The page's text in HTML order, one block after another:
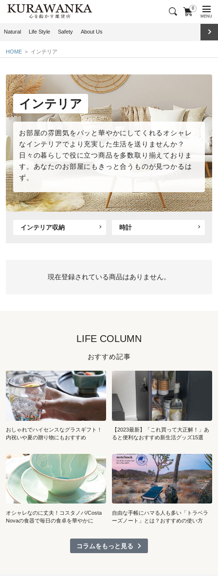
0
MENU
Natural Life Style Safety About Us
HOME インテリア
インテリア
お部屋の雰囲気をパッと華やかにしてくれるオシャレ
な インテリア でより充実した生活を送りませんか？
日々の暮らしで役に立つ商品を多数取り揃えておりま
す。あなたのお部屋にもきっと合うものが見つかるは
ず。
インテリア収納 時計
現在登録されている商品はありません。
LIFE COLUMN
おすすめ記事
おしゃれでハイセンスなグラスギフト！
内祝いや夏の贈り物にもおすすめ
【2023最新】「これ買って大正解！」あ
ると便利なおすすめ新生活グッズ15選
オシャレなのに丈夫！コスタノバ/Costa
Novaの食器で毎日の食卓を華やかに
自由な手帳にハマる人も多い「トラベラ
ーズノート」とは？おすすめの使い方
コラムをもっと見る